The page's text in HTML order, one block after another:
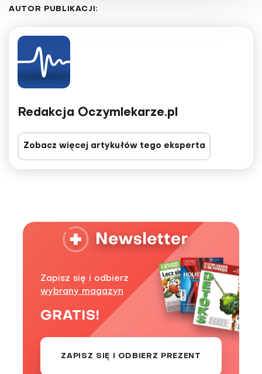
AUTOR PUBLIKACJI:
Redakcja Oczymlekarze.pl
Zobacz więcej artykułów tego eksperta
Zapisz się i odbierz
wybrany magazyn
GRATIS!
ZAPISZ SIĘ I ODBIERZ PREZENT